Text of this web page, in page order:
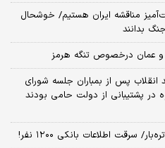
مناقشه ایران هستیم/ خوشحال
بدانند
و عمان درخصوص تنگه هرمز
انقلاب پس از بمباران جلسه شورای
در پشتیبانی از دولت حامی بودند
اطلاعات بانکی ۱۲۰۰ نفر!